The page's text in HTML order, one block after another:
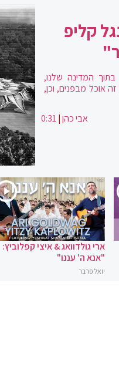
קליפ
בתוך המדינה שלנו,
אוכל מבפנים, וכן,
אבי כהן|
0:31
ארי גולדוואג & איצי קפלוביץ:
"אנא ה' עננו"
יואל פרבר